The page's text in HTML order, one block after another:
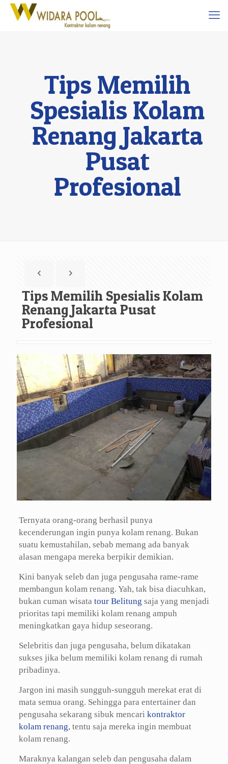
Tips Memilih
Spesialis Kolam
Renang Jakarta
Pusat
Profesional
Tips Memilih Spesialis Kolam
Renang Jakarta Pusat
Profesional
Ternyata orang-orang berhasil punya
kecenderungan ingin punya kolam renang. Bukan
suatu kemustahilan, sebab memang ada banyak
alasan mengapa mereka berpikir demikian.
Kini banyak seleb dan juga pengusaha rame-rame
membangun kolam renang. Yah, tak bisa diacuhkan,
bukan cuman wisata tour Belitung saja yang menjadi
prioritas tapi memiliki kolam renang ampuh
meningkatkan gaya hidup seseorang.
Selebritis dan juga pengusaha, belum dikatakan
sukses jika belum memiliki kolam renang di rumah
pribadinya.
Jargon ini masih sungguh-sungguh merekat erat di
mata semua orang. Sehingga para entertainer dan
pengusaha sekarang sibuk mencari kontraktor
kolam renang, tentu saja mereka ingin membuat
kolam renang.
Maraknya kalangan seleb dan pengusaha dalam